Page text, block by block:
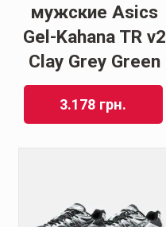
мужские Asics
Gel-Kahana TR v2
Clay Grey Green
3.178 грн.